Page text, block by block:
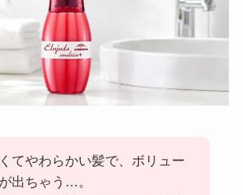
てやわらかい髪で、ボリュー
出ちゃう…。